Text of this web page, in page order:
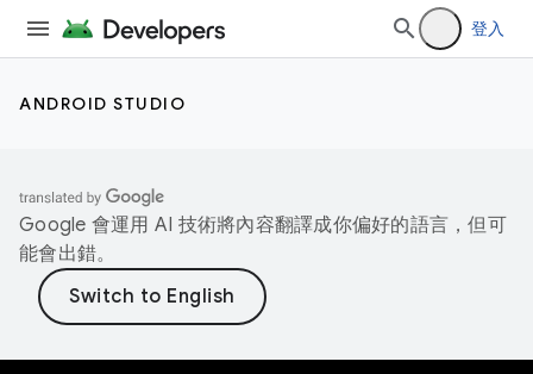
登入
ANDROID STUDIO
Google 會運用 AI 技術將內容翻譯成你偏好的語言，但可
能會出錯。